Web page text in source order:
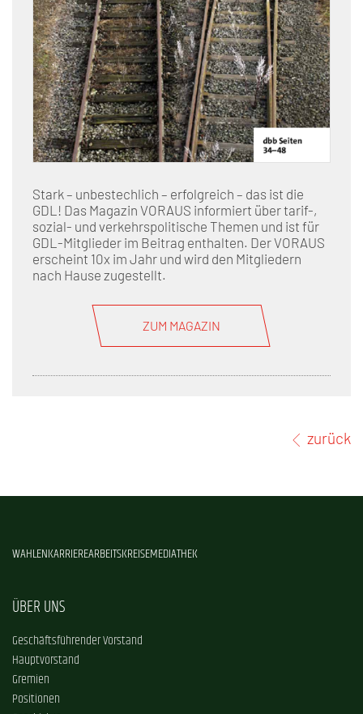
Stark – unbestechlich – erfolgreich – das ist die
GDL! Das Magazin VORAUS informiert über tarif-,
sozial- und verkehrspolitische Themen und ist für
GDL-Mitglieder im Beitrag enthalten. Der VORAUS
erscheint 10x im Jahr und wird den Mitgliedern
nach Hause zugestellt.
ZUM MAGAZIN
zurück
WAHLENKARRIEREARBEITSKREISEMEDIATHEK
ÜBER UNS
Geschäftsführender Vorstand
Hauptvorstand
Gremien
Positionen